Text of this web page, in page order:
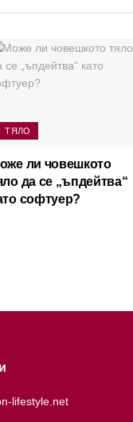
ТЯЛО
ли човешкото
да се „ъпдейтва“
софтуер?
lifestyle.net